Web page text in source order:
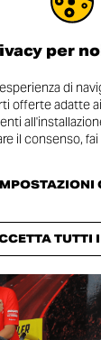
per
di
offerte adatte
il consenso,
TUTTI